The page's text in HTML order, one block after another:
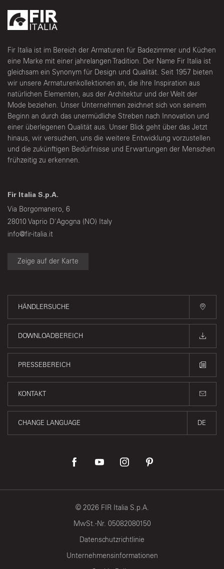
Fir Italia ist im Bereich der Armaturen für Badezimmer und Küchen
eine Marke mit einer jahrelangen Tradition. Der Name Fir Italia ist
gleichsam ein Synonym für Design und Qualität. Seit 1957 bieten
wir unsere Armaturenkollektionen an, die ihre Inspiration aus
natürlichen Elementen, aus der Architektur und der Welt der
Mode beziehen. Unser Unternehmen zeichnet sich von seinem
Beginn an durch das unermüdliche Streben nach Innovation und
einer überlegenen Qualität aus. Unser Blick geht über das Jetzt
hinaus, wir versuchen, uns die weitere Entwicklung vorzustellen
und die zukünftigen Bedürfnisse und Erwartungen der Menschen
frühzeitig zu erkennen.
Fir Italia S.p.A.
Via Borgomanero, 6
28010 Vaprio D'Agogna (NO) Italy
info@fir-italia.it
Zeige auf der Karte
HÄNDLERSUCHE
DOWNLOADBEREICH
PRESSEBEREICH
KONTAKT
CHANGE LANGUAGE DE
© 2026 FIR Italia S.p.A.
MwSt.-Nr. 05082080150
Datenschutzrichtlinie
Unternehmensinformationen